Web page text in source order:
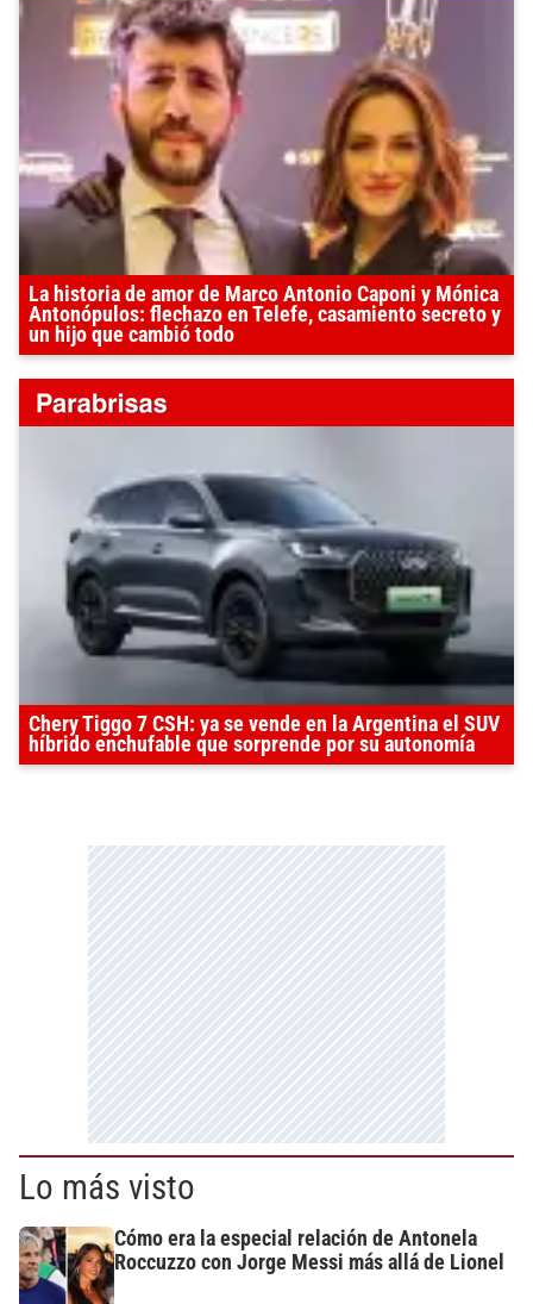
La historia de amor de Marco Antonio Caponi y Mónica
Antonópulos: flechazo en Telefe, casamiento secreto y
un hijo que cambió todo
Chery Tiggo 7 CSH: ya se vende en la Argentina el SUV
híbrido enchufable que sorprende por su autonomía
Lo más visto
Cómo era la especial relación de Antonela
Roccuzzo con Jorge Messi más allá de Lionel